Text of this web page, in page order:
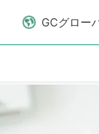
GCグロー